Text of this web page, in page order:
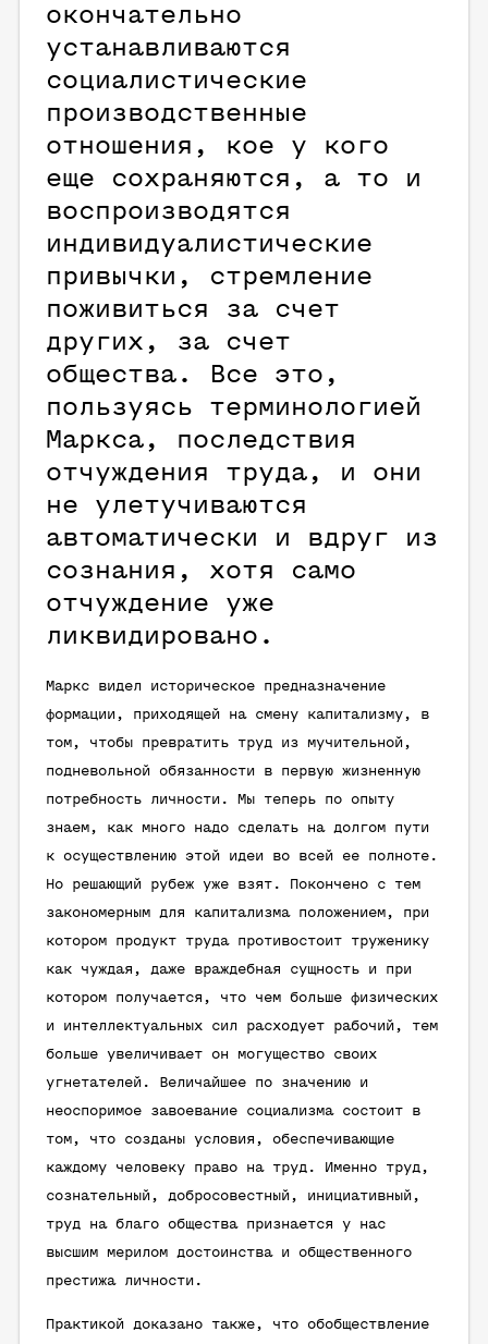
окончательно
устанавливаются
социалистические
производственные
отношения, кое у кого
еще сохраняются, а то и
воспроизводятся
индивидуалистические
привычки, стремление
поживиться за счет
других, за счет
общества. Все это,
пользуясь терминологией
Маркса, последствия
отчуждения труда, и они
не улетучиваются
автоматически и вдруг из
сознания, хотя само
отчуждение уже
ликвидировано.
Маркс видел историческое предназначение
формации, приходящей на смену капитализму, в
том, чтобы превратить труд из мучительной,
подневольной обязанности в первую жизненную
потребность личности. Мы теперь по опыту
знаем, как много надо сделать на долгом пути
к осуществлению этой идеи во всей ее полноте.
Но решающий рубеж уже взят. Покончено с тем
закономерным для капитализма положением, при
котором продукт труда противостоит труженику
как чуждая, даже враждебная сущность и при
котором получается, что чем больше физических
и интеллектуальных сил расходует рабочий, тем
больше увеличивает он могущество своих
угнетателей. Величайшее по значению и
неоспоримое завоевание социализма состоит в
том, что созданы условия, обеспечивающие
каждому человеку право на труд. Именно труд,
сознательный, добросовестный, инициативный,
труд на благо общества признается у нас
высшим мерилом достоинства и общественного
престижа личности.
Практикой доказано также, что обобществление